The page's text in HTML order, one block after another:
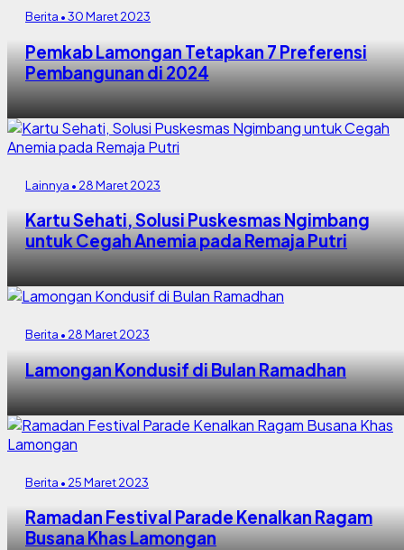
Berita • 30 Maret 2023
Pemkab Lamongan Tetapkan 7 Preferensi
Pembangunan di 2024
Lainnya • 28 Maret 2023
Kartu Sehati, Solusi Puskesmas Ngimbang
untuk Cegah Anemia pada Remaja Putri
Berita • 28 Maret 2023
Lamongan Kondusif di Bulan Ramadhan
Berita • 25 Maret 2023
Ramadan Festival Parade Kenalkan Ragam
Busana Khas Lamongan